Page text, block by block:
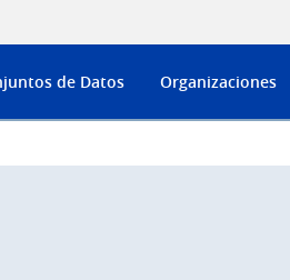
de Datos Organizaciones